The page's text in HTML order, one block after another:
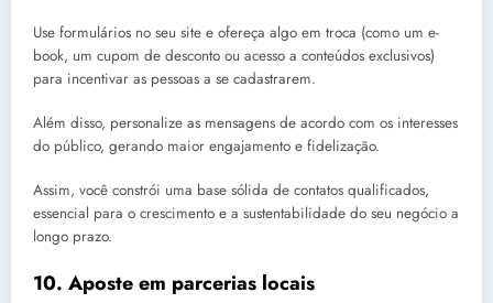
Use formulários no seu site e ofereça algo em troca (como um e-
book, um cupom de desconto ou acesso a conteúdos exclusivos)
para incentivar as pessoas a se cadastrarem.
Além disso, personalize as mensagens de acordo com os interesses
do público, gerando maior engajamento e fidelização.
Assim, você constrói uma base sólida de contatos qualificados,
essencial para o crescimento e a sustentabilidade do seu negócio a
longo prazo.
10. Aposte em parcerias locais